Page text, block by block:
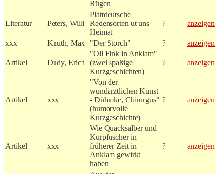
Rügen
Literatur Peters, Willi
Plattdeutsche
Redensorten ut uns
Heimat
? anzeigen
xxx Knuth, Max "Der Storch" ? anzeigen
Artikel Dudy, Erich
"Oll Fink in Anklam"
(zwei spaßige
Kurzgeschichten)
? anzeigen
Artikel xxx
"Von der
wundärztlichen Kunst
- Dühmke, Chirurgus"
(humorvolle
Kurzgeschichte)
? anzeigen
Artikel xxx
Wie Quacksalber und
Kurpfuscher in
früherer Zeit in
Anklam gewirkt
haben
? anzeigen